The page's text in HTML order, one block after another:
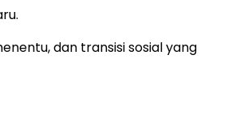
dan transisi sosial yang